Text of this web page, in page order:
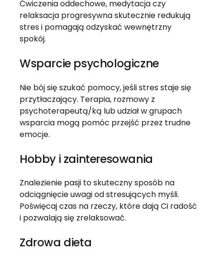
Ćwiczenia oddechowe, medytacja czy
relaksacja progresywna skutecznie redukują
stres i pomagają odzyskać wewnętrzny
spokój.
Wsparcie psychologiczne
Nie bój się szukać pomocy, jeśli stres staje się
przytłaczający. Terapia, rozmowy z
psychoterapeutą/ką lub udział w grupach
wsparcia mogą pomóc przejść przez trudne
emocje.
Hobby i zainteresowania
Znalezienie pasji to skuteczny sposób na
odciągnięcie uwagi od stresujących myśli.
Poświęcaj czas na rzeczy, które dają Ci radość
i pozwalają się zrelaksować.
Zdrowa dieta